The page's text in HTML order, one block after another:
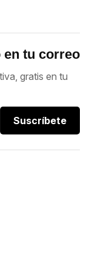
en tu correo
gratis en tu
Suscríbete